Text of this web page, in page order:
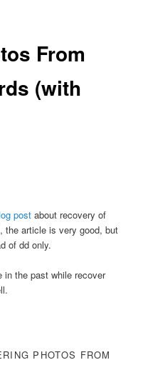
From
(with
post about recovery of
the article is very good, but
of dd only.
in the past while recover
PHOTOS FROM